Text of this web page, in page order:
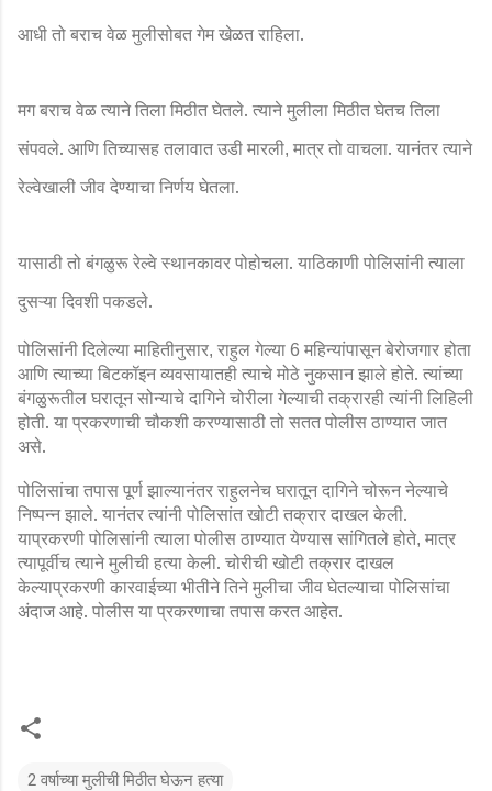
आधी तो बराच वेळ मुलीसोबत गेम खेळत राहिला.
मग बराच वेळ त्याने तिला मिठीत घेतले. त्याने मुलीला मिठीत घेतच तिला
संपवले. आणि तिच्यासह तलावात उडी मारली, मात्र तो वाचला. यानंतर त्याने
रेल्वेखाली जीव देण्याचा निर्णय घेतला.
यासाठी तो बंगळुरू रेल्वे स्थानकावर पोहोचला. याठिकाणी पोलिसांनी त्याला
दुसऱ्या दिवशी पकडले.
पोलिसांनी दिलेल्या माहितीनुसार, राहुल गेल्या 6 महिन्यांपासून बेरोजगार होता
आणि त्याच्या बिटकॉइन व्यवसायातही त्याचे मोठे नुकसान झाले होते. त्यांच्या
बंगळुरूतील घरातून सोन्याचे दागिने चोरीला गेल्याची तक्रारही त्यांनी लिहिली
होती. या प्रकरणाची चौकशी करण्यासाठी तो सतत पोलीस ठाण्यात जात
असे.
पोलिसांचा तपास पूर्ण झाल्यानंतर राहुलनेच घरातून दागिने चोरून नेल्याचे
निष्पन्न झाले. यानंतर त्यांनी पोलिसांत खोटी तक्रार दाखल केली.
याप्रकरणी पोलिसांनी त्याला पोलीस ठाण्यात येण्यास सांगितले होते, मात्र
त्यापूर्वीच त्याने मुलीची हत्या केली. चोरीची खोटी तक्रार दाखल
केल्याप्रकरणी कारवाईच्या भीतीने तिने मुलीचा जीव घेतल्याचा पोलिसांचा
अंदाज आहे. पोलीस या प्रकरणाचा तपास करत आहेत.
2 वर्षाच्या मुलीची मिठीत घेऊन हत्या